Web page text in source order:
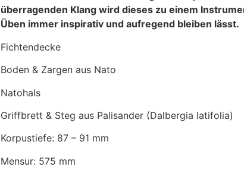
überragenden Klang wird dieses zu einem
Üben immer inspirativ und aufregend bleiben lässt.
Fichtendecke
Boden & Zargen aus Nato
Natohals
Griffbrett & Steg aus Palisander (Dalbergia latifolia)
Korpustiefe: 87 – 91 mm
Mensur: 575 mm